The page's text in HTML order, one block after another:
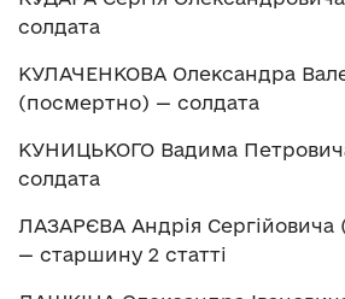
солдата
КУЛАЧЕНКОВА Олександра
(посмертно) — солдата
КУНИЦЬКОГО Вадима
солдата
ЛАЗАРЄВА Андрія
— старшину 2 статті